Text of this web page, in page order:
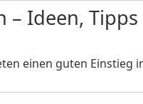
– Ideen,
einen guten